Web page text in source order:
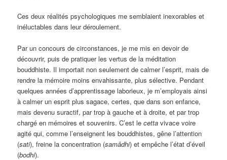
Ces deux réalités psychologiques me semblaient inexorables et
inéluctables dans leur déroulement.
Par un concours de circonstances, je me mis en devoir de
découvrir, puis de pratiquer les vertus de la méditation
bouddhiste. Il importait non seulement de calmer l’esprit, mais de
rendre la mémoire moins envahissante, plus sélective. Pendant
quelques années d’apprentissage laborieux, je m’employais ainsi
à calmer un esprit plus sagace, certes, que dans son enfance,
mais devenu suractif, par trop à gauche et à droite, et par trop
chargé en mémoires et souvenirs. C’est lecetta vivace voire
agité qui, comme l’enseignent les bouddhistes, gêne l’attention
(sati), freine la concentration (samâdhi) et empêche l’état d’éveil
(bodhi).